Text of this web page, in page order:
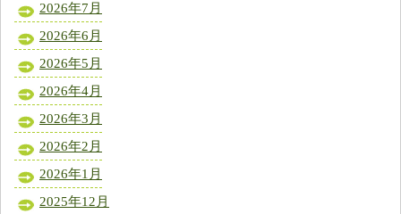
2026年7月
2026年6月
2026年5月
2026年4月
2026年3月
2026年2月
2026年1月
2025年12月